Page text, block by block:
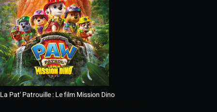
La Pat' Patrouille : Le film Mission Dino